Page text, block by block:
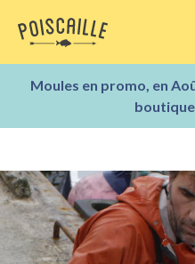
Moules en promo, en
boutique